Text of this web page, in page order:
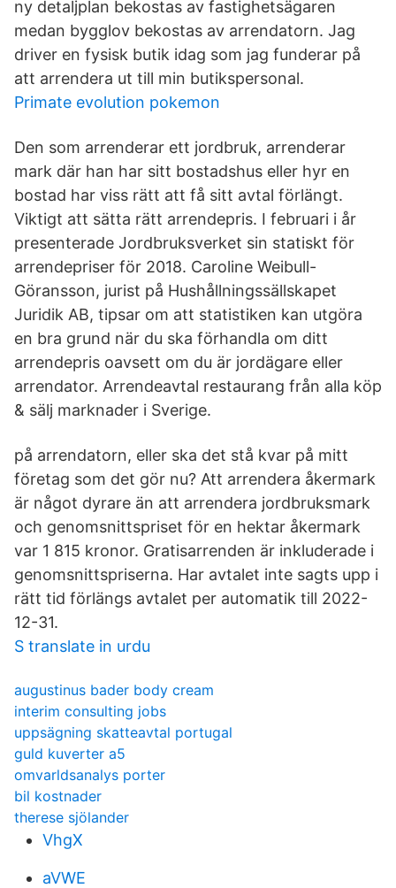
ny detaljplan bekostas av fastighetsägaren
medan bygglov bekostas av arrendatorn. Jag
driver en fysisk butik idag som jag funderar på
att arrendera ut till min butikspersonal.
Primate evolution pokemon
Den som arrenderar ett jordbruk, arrenderar
mark där han har sitt bostadshus eller hyr en
bostad har viss rätt att få sitt avtal förlängt.
Viktigt att sätta rätt arrendepris. I februari i år
presenterade Jordbruksverket sin statiskt för
arrendepriser för 2018. Caroline Weibull-
Göransson, jurist på Hushållningssällskapet
Juridik AB, tipsar om att statistiken kan utgöra
en bra grund när du ska förhandla om ditt
arrendepris oavsett om du är jordägare eller
arrendator. Arrendeavtal restaurang från alla köp
& sälj marknader i Sverige.
på arrendatorn, eller ska det stå kvar på mitt
företag som det gör nu? Att arrendera åkermark
är något dyrare än att arrendera jordbruksmark
och genomsnittspriset för en hektar åkermark
var 1 815 kronor. Gratisarrenden är inkluderade i
genomsnittspriserna. Har avtalet inte sagts upp i
rätt tid förlängs avtalet per automatik till 2022-
12-31.
S translate in urdu
augustinus bader body cream
interim consulting jobs
uppsägning skatteavtal portugal
guld kuverter a5
omvarldsanalys porter
bil kostnader
therese sjölander
VhgX
aVWE